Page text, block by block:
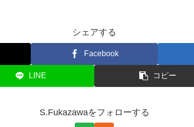
シェアする
Facebook
LINE コピー
S.Fukazawaをフォローする